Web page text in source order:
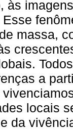
às
massa,
a
locais
da